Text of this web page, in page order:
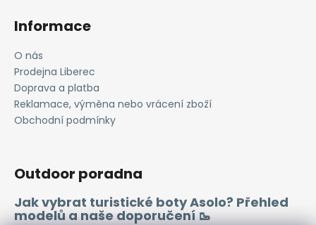
Informace
O nás
Prodejna Liberec
Doprava a platba
Reklamace, výměna nebo vrácení zboží
Obchodní podmínky
Outdoor poradna
Jak vybrat turistické boty Asolo? Přehled
modelů a naše doporučení 🥾